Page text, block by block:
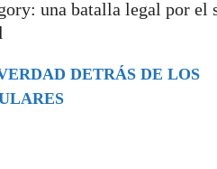
una batalla legal por el
DETRÁS DE LOS